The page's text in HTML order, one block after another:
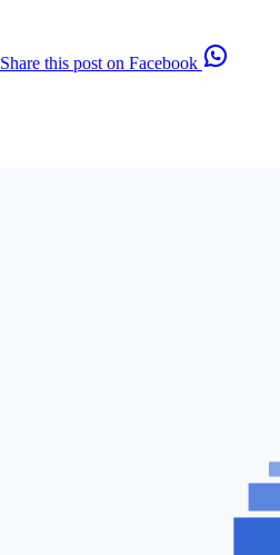
Share this post on Facebook